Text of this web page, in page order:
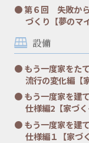
第６回 失敗か
づくり【夢のマ
設備
もう一度家をた
流行の変化編【
もう一度家を建
仕様編2【家づ
もう一度家を建
仕様編１【家づ